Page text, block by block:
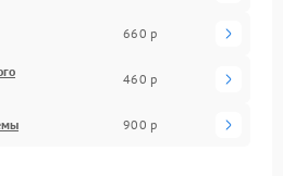
660 р
460 р
900 р